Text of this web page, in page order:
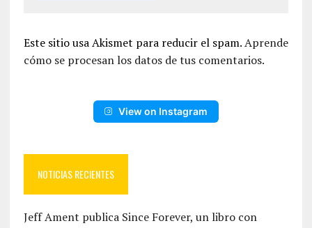
Este sitio usa Akismet para reducir el spam.Aprende
cómo se procesan los datos de tus comentarios.
View on Instagram
NOTICIAS RECIENTES
Jeff Ament publica Since Forever, un libro con